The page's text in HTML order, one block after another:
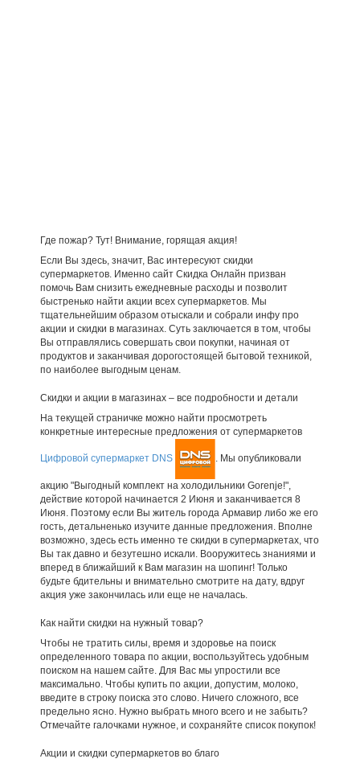
Где пожар? Тут! Внимание, горящая акция!
Если Вы здесь, значит, Вас интересуют скидки
супермаркетов. Именно сайт Скидка Онлайн призван
помочь Вам снизить ежедневные расходы и позволит
быстренько найти акции всех супермаркетов. Мы
тщательнейшим образом отыскали и собрали инфу про
акции и скидки в магазинах. Суть заключается в том, чтобы
Вы отправлялись совершать свои покупки, начиная от
продуктов и заканчивая дорогостоящей бытовой техникой,
по наиболее выгодным ценам.
Скидки и акции в магазинах – все подробности и детали
На текущей страничке можно найти просмотреть
конкретные интересные предложения от супермаркетов
Цифровой супермаркет DNS . Мы опубликовали
акцию "Выгодный комплект на холодильники Gorenje!",
действие которой начинается 2 Июня и заканчивается 8
Июня. Поэтому если Вы житель города Армавир либо же его
гость, детальненько изучите данные предложения. Вполне
возможно, здесь есть именно те скидки в супермаркетах, что
Вы так давно и безутешно искали. Вооружитесь знаниями и
вперед в ближайший к Вам магазин на шопинг! Только
будьте бдительны и внимательно смотрите на дату, вдруг
акция уже закончилась или еще не началась.
Как найти скидки на нужный товар?
Чтобы не тратить силы, время и здоровье на поиск
определенного товара по акции, воспользуйтесь удобным
поиском на нашем сайте. Для Вас мы упростили все
максимально. Чтобы купить по акции, допустим, молоко,
введите в строку поиска это слово. Ничего сложного, все
предельно ясно. Нужно выбрать много всего и не забыть?
Отмечайте галочками нужное, и сохраняйте список покупок!
Акции и скидки супермаркетов во благо